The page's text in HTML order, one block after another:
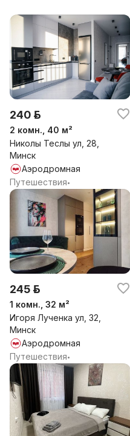
240 р.
2 комн., 40 м²
Николы Теслы ул, 28,
Минск
Аэродромная
Путешествия•
245 р.
1 комн., 32 м²
Игоря Лученка ул, 32,
Минск
Аэродромная
Путешествия•